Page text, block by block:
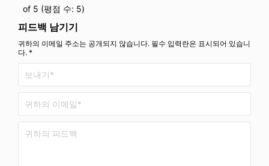
of 5 (평점 수: 5)
피드백 남기기
귀하의 이메일 주소는 공개되지 않습니다. 필수 입력란은 표시되어 있습니
다. *